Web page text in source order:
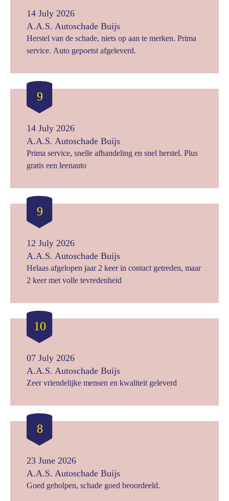
14 July 2026
A.A.S. Autoschade Buijs
Herstel van de schade, niets op aan te merken. Prima
service. Auto gepoetst afgeleverd.
9
14 July 2026
A.A.S. Autoschade Buijs
Prima service, snelle afhandeling en snel herstel. Plus
gratis een leenauto
9
12 July 2026
A.A.S. Autoschade Buijs
Helaas afgelopen jaar 2 keer in contact getreden, maar
2 keer met volle tevredenheid
10
07 July 2026
A.A.S. Autoschade Buijs
Zeer vriendelijke mensen en kwaliteit geleverd
8
23 June 2026
A.A.S. Autoschade Buijs
Goed geholpen, schade goed beoordeeld.